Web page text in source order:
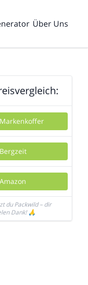
Über Uns
du Packwild – dir
Dank! 🙏